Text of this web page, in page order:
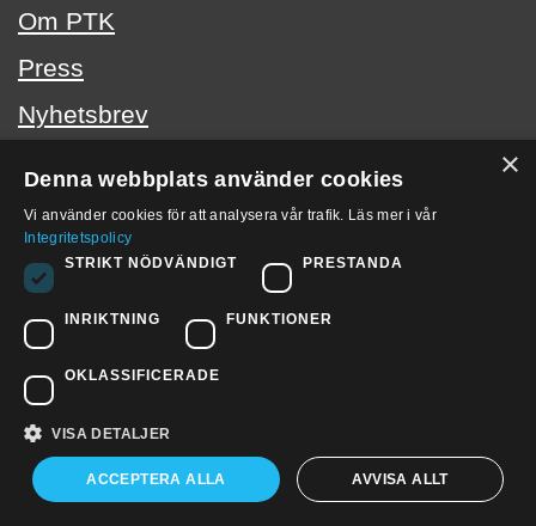
Om PTK
Press
Nyhetsbrev
In English
PTK i sociala medier
Cookies
Hantering av personuppgifter
×
Denna webbplats använder cookies
Vi använder cookies för att analysera vår trafik. Läs mer i vår
Integritetspolicy
STRIKT NÖDVÄNDIGT
PRESTANDA
INRIKTNING FUNKTIONER
OKLASSIFICERADE
VISA DETALJER
ACCEPTERA ALLA AVVISA ALLT